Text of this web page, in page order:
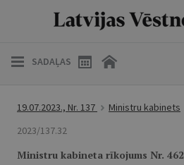
SADAĻAS
19.07.2023., Nr. 137
Ministru kabinets
2023/137.32
Ministru kabineta rīkojums Nr. 462